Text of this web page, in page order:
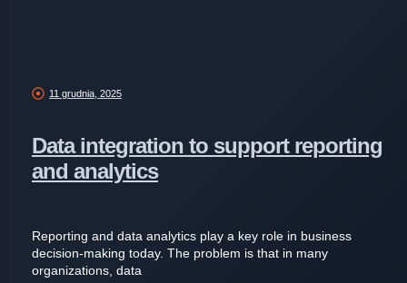
11 grudnia, 2025
Data integration to support reporting
and analytics
Reporting and data analytics play a key role in business
decision-making today. The problem is that in many
organizations, data